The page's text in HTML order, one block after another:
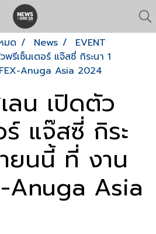
มด News
EVENT
รีเซ็นเตอร์ แจ๊สซี่ กิระนา 1
Anuga Asia 2024
ลน เปิดตัว
แจ๊สซี่ กิระ
ยนนี้ ที่ งาน
Anuga Asia